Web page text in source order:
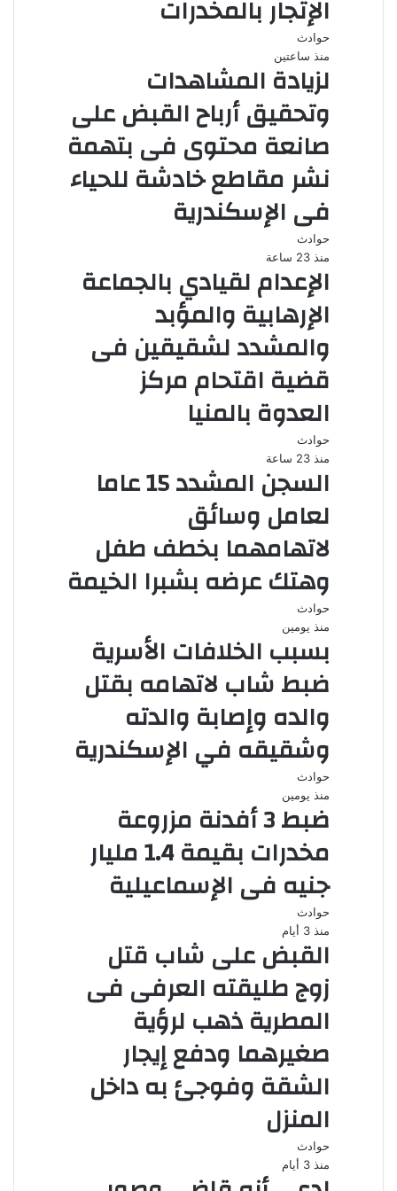
الإتجار بالمخدرات
حوادث
منذ ساعتين
لزيادة المشاهدات
وتحقيق أرباح القبض على
صانعة محتوى فى بتهمة
نشر مقاطع خادشة للحياء
فى الإسكندرية
حوادث
منذ 23 ساعة
الإعدام لقيادي بالجماعة
الإرهابية والمؤبد
والمشدد لشقيقين فى
قضية اقتحام مركز
العدوة بالمنيا
حوادث
منذ 23 ساعة
السجن المشدد 15 عاما
لعامل وسائق
لاتهامهما بخطف طفل
وهتك عرضه بشبرا الخيمة
حوادث
منذ يومين
بسبب الخلافات الأسرية
ضبط شاب لاتهامه بقتل
والده وإصابة والدته
وشقيقه في الإسكندرية
حوادث
منذ يومين
ضبط 3 أفدنة مزروعة
مخدرات بقيمة 1.4 مليار
جنيه فى الإسماعيلية
حوادث
منذ 3 أيام
القبض على شاب قتل
زوج طليقته العرفى فى
المطرية ذهب لرؤية
صغيرهما ودفع إيجار
الشقة وفوجئ به داخل
المنزل
حوادث
منذ 3 أيام